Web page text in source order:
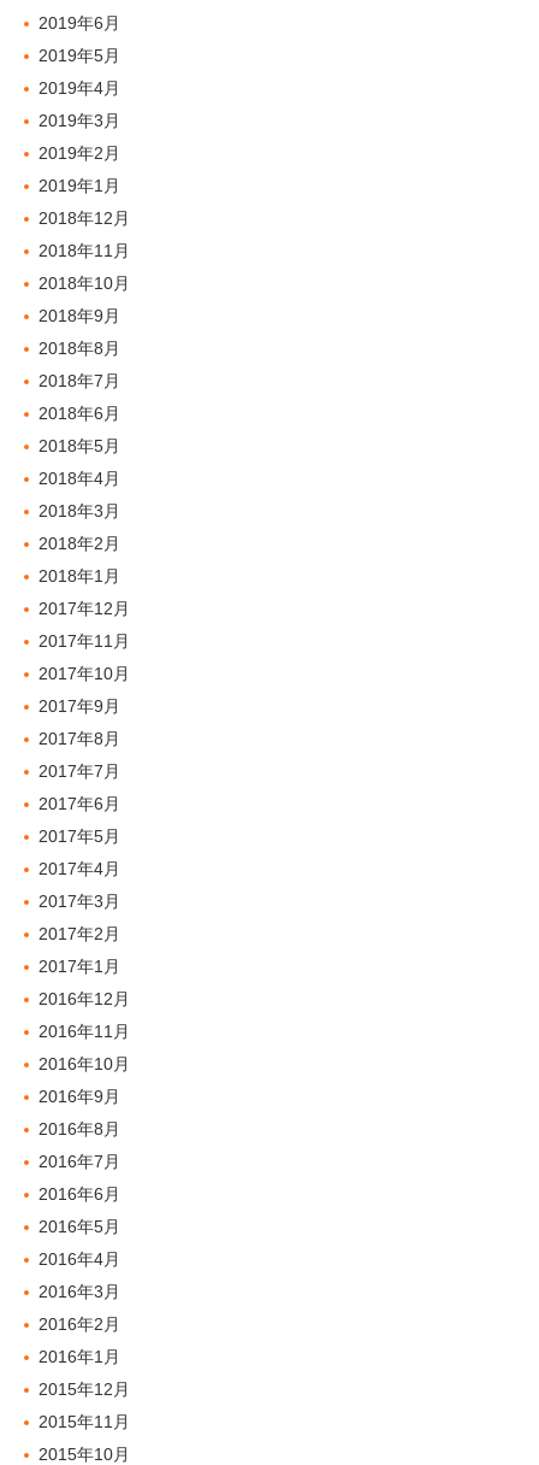
2019年6月
2019年5月
2019年4月
2019年3月
2019年2月
2019年1月
2018年12月
2018年11月
2018年10月
2018年9月
2018年8月
2018年7月
2018年6月
2018年5月
2018年4月
2018年3月
2018年2月
2018年1月
2017年12月
2017年11月
2017年10月
2017年9月
2017年8月
2017年7月
2017年6月
2017年5月
2017年4月
2017年3月
2017年2月
2017年1月
2016年12月
2016年11月
2016年10月
2016年9月
2016年8月
2016年7月
2016年6月
2016年5月
2016年4月
2016年3月
2016年2月
2016年1月
2015年12月
2015年11月
2015年10月